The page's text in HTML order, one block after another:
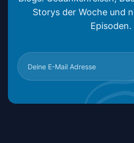
Storys der Woche und
Episoden.